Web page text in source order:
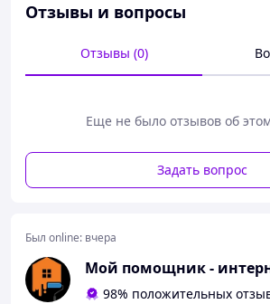
попадания пыли и грязи;
надёжное сцепление.
Купить перчатки трикотажные
Украине. Если у Вас возникли
заказать обратный звонок.
интернет-магазина
Отзывы и вопросы
Отзывы (0)
Еще не было отзывов об
Задать вопрос
Был online: вчера
Мой помощник -
98% положительных